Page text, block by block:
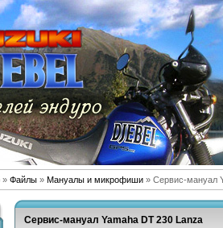
» Файлы » Мануалы и микрофиши » Сервис-мануал
Сервис-мануал Yamaha DT 230 Lanza